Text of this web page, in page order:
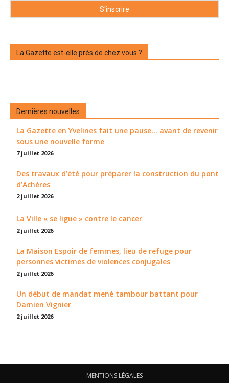
La Gazette est-elle près de chez vous ?
Dernières nouvelles
La Gazette en Yvelines fait une pause... avant de revenir
sous une nouvelle forme
7 juillet 2026
Des travaux d’été pour préparer la construction du pont
d’Achères
2 juillet 2026
La Ville « se ligue » contre le cancer
2 juillet 2026
La Maison Espoir de femmes, lieu de refuge pour
personnes victimes de violences conjugales
2 juillet 2026
Un début de mandat mené tambour battant pour
Damien Vignier
2 juillet 2026
MENTIONS LÉGALES